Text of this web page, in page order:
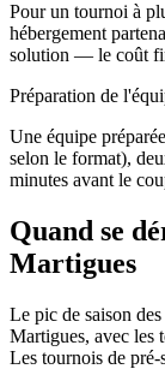
Pour un tournoi à
hébergement
solution — le coût
Préparation de
Une équipe
selon le format),
minutes avant le
Quand se
Martigues
Le pic de saison
Martigues, avec les
Les tournois de pré-